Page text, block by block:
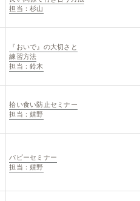
担当：杉山
『おいで』の大切さと
練習方法
担当：鈴木
拾い食い防止セミナー
担当：嬉野
パピーセミナー
担当：嬉野